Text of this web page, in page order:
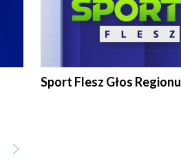
Sport Flesz Głos Regionu